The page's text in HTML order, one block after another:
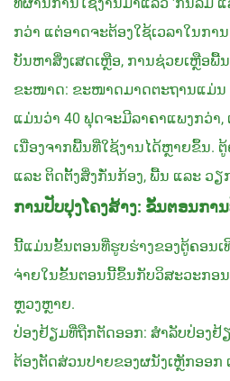
ກວ່າ ແຕ່ອາດຈະຕ້ອງໃຊ້ເວລາໃນກ
ບັນຫາສິ່ງເສດເຫຼືອ, ການຊ່ວຍເຫຼືອພື້
ຂະໜາດ: ຂະໜາດມາດຕະຖານແມ່ນ
ແມ່ນວ່າ 40 ຟຸດຈະມີລາຄາແພງກວ່າ
ເນື່ອງຈາກພື້ນທີ່ໃຊ້ງານໄດ້ຫຼາຍຂຶ້ນ.
ແລະ ຕິດຕັ້ງສິ່ງກັ່ນກ້ອງ, ພື້ນ ແລະ ວ
ການປັບປຸງໂຄງສ້າງ: ຂັ້ນຕອນກ
ນີ້ແມ່ນຂັ້ນຕອນທີ່ຮູບຮ່າງຂອງຕູ້ຄອນເ
ຈ່າຍໃນຂັ້ນຕອນນີ້ຂຶ້ນກັບວິສະວະກອນ
ຫຼວງຫຼາຍ.
ປ່ອງຢ້ຽມທີ່ຖືກຕັດອອກ: ສຳລັບປ່ອງຢ້
ຕ້ອງຕັດສ່ວນປາຍຂອງຜນັງເຫຼັກອອກ